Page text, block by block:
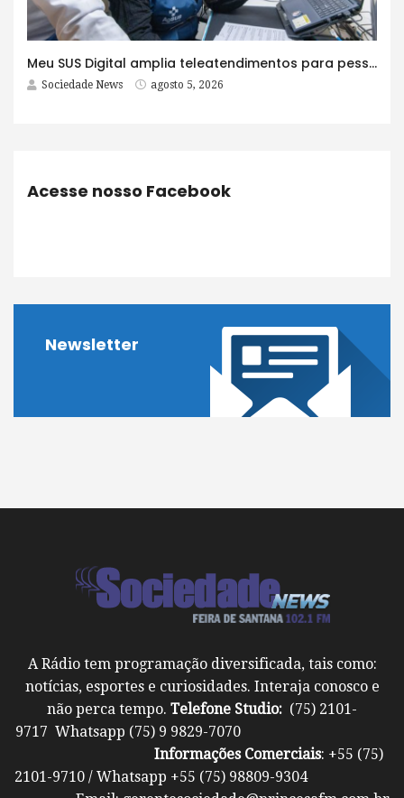
Meu SUS Digital amplia teleatendimentos para pessoas com problemas com jogos e apostas
Sociedade News agosto 5, 2026
Acesse nosso Facebook
Newsletter
A Rádio tem programação diversificada, tais como:
notícias, esportes e curiosidades. Interaja conosco e
não perca tempo. Telefone Studio: (75) 2101-
9717 Whatsapp (75) 9 9829-7070
Informações Comerciais: +55 (75)
2101-9710 / Whatsapp +55 (75) 98809-9304